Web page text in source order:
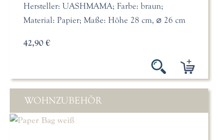
Hersteller: UASHMAMA; Farbe: braun;
Material: Papier; Maße: Höhe 28 cm, ⌀ 26 cm
42,90 €
WOHNZUBEHÖR